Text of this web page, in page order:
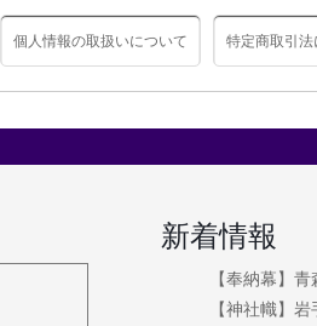
個人情報の取扱いについて 特定商取引
新着情報
【奉納幕】
【神社幟】